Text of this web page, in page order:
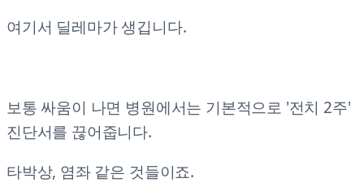
여기서 딜레마가 생깁니다.
보통 싸움이 나면 병원에서는 기본적으로 '전치 2주'
진단서를 끊어줍니다.
타박상, 염좌 같은 것들이죠.